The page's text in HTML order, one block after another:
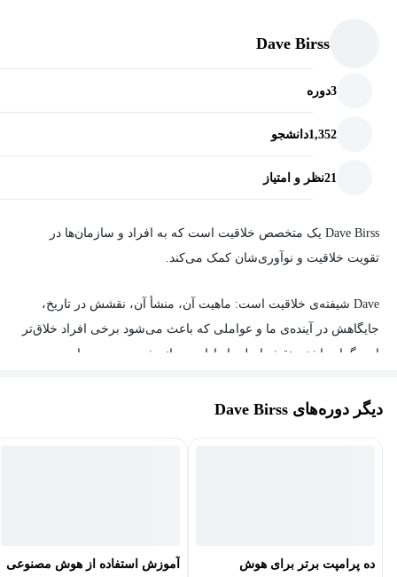
Dave Birss
3دوره
1,352دانشجو
21نظر و امتیاز
Dave Birss یک متخصص خلاقیت است که به افراد و سازمان‌ها در
تقویت خلاقیت و نوآوری‌شان کمک می‌کند.
Dave شیفته‌ی خلاقیت است: ماهیت آن، منشأ آن، نقشش در تاریخ،
جایگاهش در آینده‌ی ما و عواملی که باعث می‌شود برخی افراد خلاق‌تر
از دیگران باشند. نقش اصلی او اداره‌ی «اندیشه‌ی درست» است،
کمک کند در زمان مناسب از نوع درستی از تفکر استفاده کنند. تجربه‌ی
دیگر دوره‌های Dave Birss
ده پرامپت برتر برای هوش
آموزش استفاده از هوش مصنوعی